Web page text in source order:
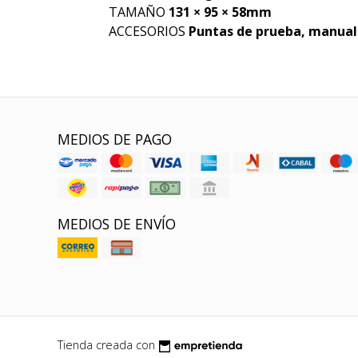
TAMAÑO 131 × 95 × 58mm
ACCESORIOS Puntas de prueba, manual
MEDIOS DE PAGO
MEDIOS DE ENVÍO
Tienda creada con